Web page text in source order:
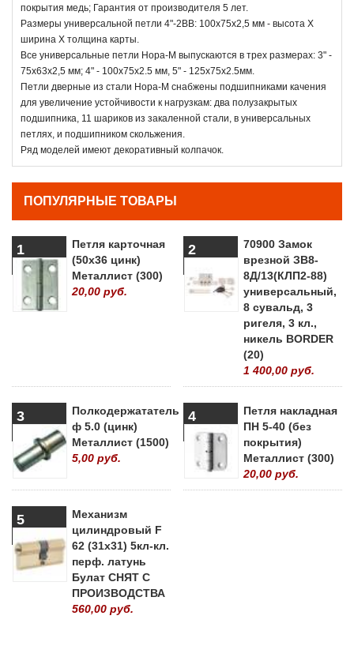
покрытия медь; Гарантия от производителя 5 лет.
Размеры универсальной петли 4"-2ВВ: 100х75х2,5 мм - высота Х
ширина Х толщина карты.
Все универсальные петли Нора-М выпускаются в трех размерах: 3" -
75х63х2,5 мм; 4" - 100x75х2.5 мм, 5" - 125x75х2.5мм.
Петли дверные из стали Нора-М снабжены подшипниками качения
для увеличение устойчивости к нагрузкам: два полузакрытых
подшипника, 11 шариков из закаленной стали, в универсальных
петлях, и подшипником скольжения.
Ряд моделей имеют декоративный колпачок.
ПОПУЛЯРНЫЕ ТОВАРЫ
1
Петля карточная
(50х36 цинк)
Металлист (300)
20,00 руб.
2
70900 Замок
врезной ЗВ8-
8Д/13(КЛП2-88)
универсальный,
8 сувальд, 3
ригеля, 3 кл.,
никель BORDER
(20)
1 400,00 руб.
3
Полкодержататель
ф 5.0 (цинк)
Металлист (1500)
5,00 руб.
4
Петля накладная
ПН 5-40 (без
покрытия)
Металлист (300)
20,00 руб.
5
Механизм
цилиндровый F
62 (31х31) 5кл-кл.
перф. латунь
Булат СНЯТ С
ПРОИЗВОДСТВА
560,00 руб.